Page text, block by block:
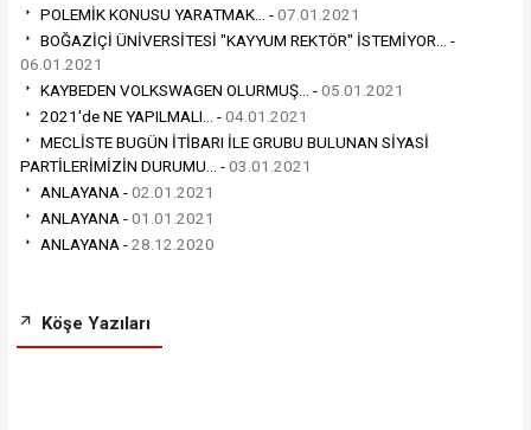
POLEMİK KONUSU YARATMAK... -07.01.2021
BOĞAZİÇİ ÜNİVERSİTESİ "KAYYUM REKTÖR" İSTEMİYOR... -
06.01.2021
KAYBEDEN VOLKSWAGEN OLURMUŞ... -05.01.2021
2021'de NE YAPILMALI... -04.01.2021
MECLİSTE BUGÜN İTİBARI İLE GRUBU BULUNAN SİYASİ
PARTİLERİMİZİN DURUMU... -03.01.2021
ANLAYANA -02.01.2021
ANLAYANA -01.01.2021
ANLAYANA -28.12.2020
Köşe Yazıları